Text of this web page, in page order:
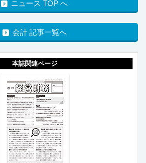
ニュース TOP へ
会計 記事一覧へ
本誌関連ページ